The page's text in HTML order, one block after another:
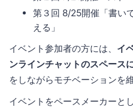
第３回 8/25開催「書い
える」
イベント参加者の方には、 イ
ンラインチャットのスペース
をしながらモチベーションを
イベントをペースメーカーと